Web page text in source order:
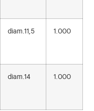
diam.11,5 1.000
diam.14 1.000